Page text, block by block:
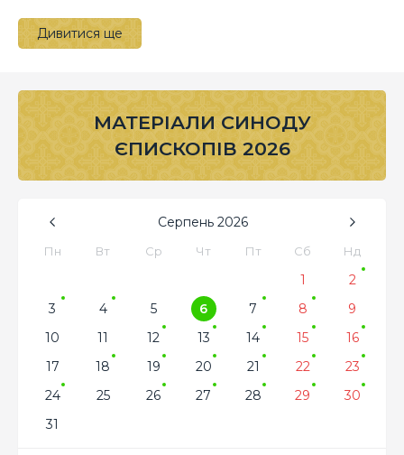
Дивитися ще
МАТЕРІАЛИ СИНОДУ
ЄПИСКОПІВ 2026
Серпень 2026
Пн Вт Ср Чт Пт Сб Нд
1
2
3
4 5 6 7 8
9
10
11 12 13 14 15
16
17
18 19 20 21 22
23
24
25 26 27 28 29
30
31